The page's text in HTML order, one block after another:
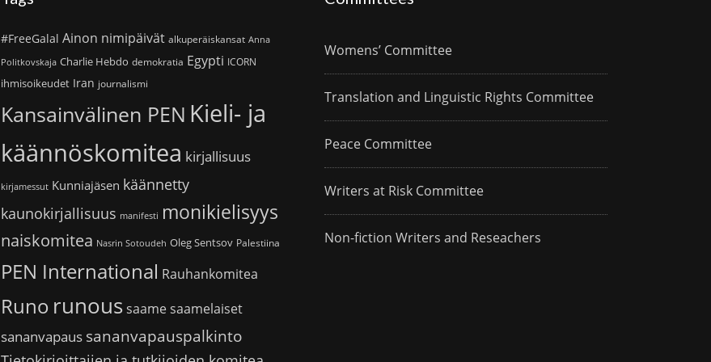
#FreeGalal Ainon nimipäivät alkuperäiskansat Anna
Politkovskaja Charlie Hebdo demokratia Egypti ICORN
ihmisoikeudet Iran journalismi
Kansainvälinen PEN Kieli- ja
käännöskomitea kirjallisuus
kirjamessut Kunniajäsen käännetty
kaunokirjallisuus manifesti monikielisyys
naiskomitea Nasrin Sotoudeh Oleg Sentsov Palestiina
PEN International Rauhankomitea
Runo runoussaamesaamelaiset
sananvapaus sananvapauspalkinto
Womens’ Committee
Translation and Linguistic Rights Committee
Peace Committee
Writers at Risk Committee
Non-fiction Writers and Reseachers